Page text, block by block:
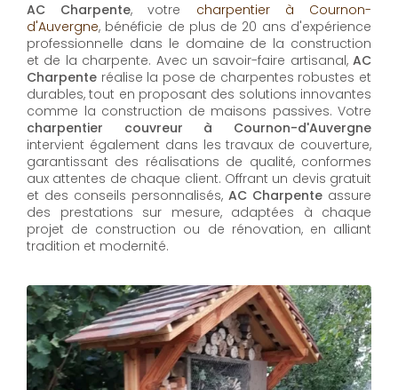
AC Charpente, votre charpentier à Cournon-
d'Auvergne, bénéficie de plus de 20 ans d'expérience
professionnelle dans le domaine de la construction
et de la charpente. Avec un savoir-faire artisanal, AC
Charpente réalise la pose de charpentes robustes et
durables, tout en proposant des solutions innovantes
comme la construction de maisons passives. Votre
charpentier couvreur à Cournon-d'Auvergne
intervient également dans les travaux de couverture,
garantissant des réalisations de qualité, conformes
aux attentes de chaque client. Offrant un devis gratuit
et des conseils personnalisés, AC Charpente assure
des prestations sur mesure, adaptées à chaque
projet de construction ou de rénovation, en alliant
tradition et modernité.